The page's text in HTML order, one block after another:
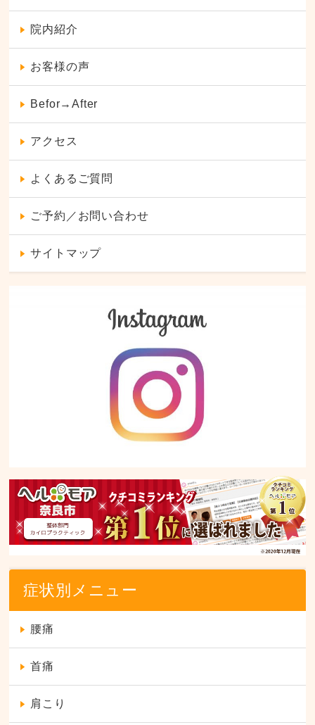
院内紹介
お客様の声
Befor→After
アクセス
よくあるご質問
ご予約／お問い合わせ
サイトマップ
症状別メニュー
腰痛
首痛
肩こり